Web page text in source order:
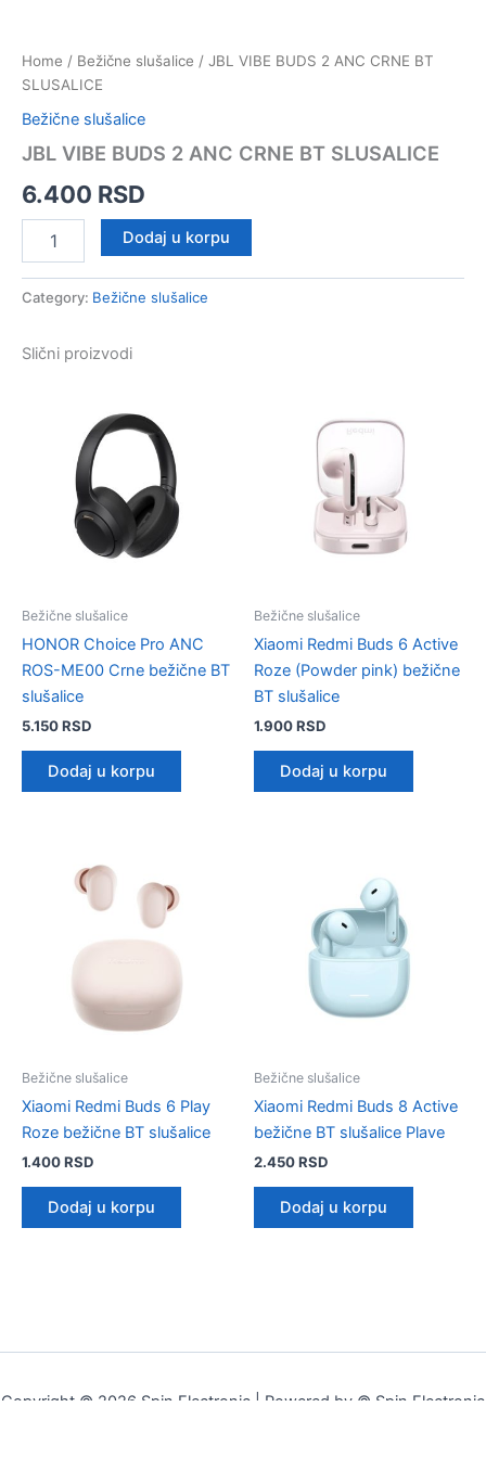
Home / Bežične slušalice / JBL VIBE BUDS 2 ANC CRNE BT
SLUSALICE
Bežične slušalice
JBL VIBE BUDS 2 ANC CRNE BT SLUSALICE
6.400 RSD
2
BT
Dodaj u korpu
Category: Bežične slušalice
Slični proizvodi
Bežične slušalice
HONOR Choice Pro ANC
ROS-ME00 Crne bežične BT
slušalice
5.150RSD
Dodaj u korpu
Bežične slušalice
Xiaomi Redmi Buds 6 Active
Roze (Powder pink) bežične
BT slušalice
1.900RSD
Dodaj u korpu
Bežične slušalice
Xiaomi Redmi Buds 6 Play
Roze bežične BT slušalice
1.400RSD
Dodaj u korpu
Bežične slušalice
Xiaomi Redmi Buds 8 Active
bežične BT slušalice Plave
2.450RSD
Dodaj u korpu
Copyright © 2026 Spin Electronic | Powered by © Spin Electronic